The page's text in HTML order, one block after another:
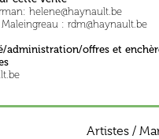
helene@haynault.be
: rdm@haynault.be
administration/offres et
Artistes /